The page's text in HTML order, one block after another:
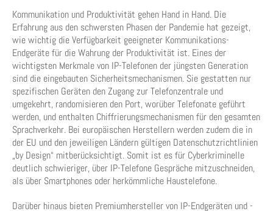
Kommunikation und Produktivität gehen Hand in Hand. Die
Erfahrung aus den schwersten Phasen der Pandemie hat gezeigt,
wie wichtig die Verfügbarkeit geeigneter Kommunikations-
Endgeräte für die Wahrung der Produktivität ist. Eines der
wichtigsten Merkmale von IP-Telefonen der jüngsten Generation
sind die eingebauten Sicherheitsmechanismen. Sie gestatten nur
spezifischen Geräten den Zugang zur Telefonzentrale und
umgekehrt, randomisieren den Port, worüber Telefonate geführt
werden, und enthalten Chiffrierungsmechanismen für den gesamten
Sprachverkehr. Bei europäischen Herstellern werden zudem die in
der EU und den jeweiligen Ländern gültigen Datenschutzrichtlinien
„by Design“ mitberücksichtigt. Somit ist es für Cyberkriminelle
deutlich schwieriger, über IP-Telefone Gespräche mitzuschneiden,
als über Smartphones oder herkömmliche Haustelefone.
Darüber hinaus bieten Premiumhersteller von IP-Endgeräten und -